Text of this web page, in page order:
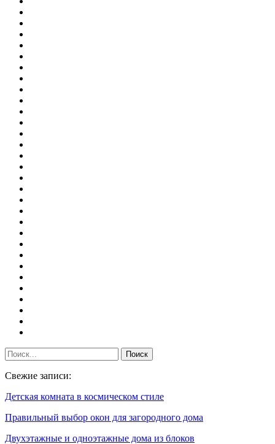
Свежие записи:
Детская комната в космическом стиле
Правильный выбор окон для загородного дома
Двухэтажные и одноэтажные дома из блоков